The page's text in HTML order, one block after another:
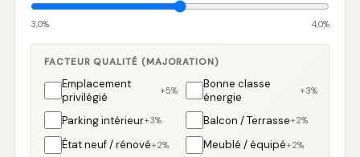
3,0% 4,0%
FACTEUR QUALITÉ (MAJORATION)
Emplacement
privilégié
+5%
Bonne classe
énergie
+3%
Parking intérieur+3% Balcon / Terrasse+2%
État neuf / rénové+2% Meublé / équipé+2%